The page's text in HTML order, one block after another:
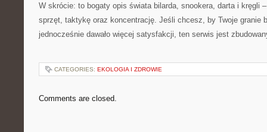
W skrócie: to bogaty opis świata bilarda, snookera, darta i kręgli
sprzęt, taktykę oraz koncentrację. Jeśli chcesz, by Twoje granie
jednocześnie dawało więcej satysfakcji, ten serwis jest
CATEGORIES: EKOLOGIA I ZDROWIE
Comments are closed.